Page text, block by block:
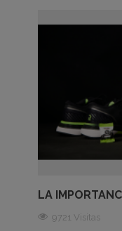
LA
9721 Visitas